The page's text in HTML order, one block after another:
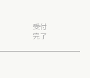
受付
完了